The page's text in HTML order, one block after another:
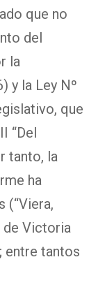
que no
del
la
y la Ley Nº
que
“Del
tanto, la
ha
(“Viera,
de Victoria
entre tantos